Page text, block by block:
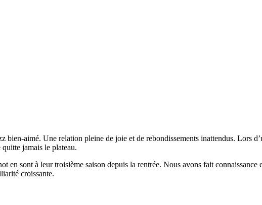
bien-aimé. Une relation pleine de joie et de rebondissements inattendus. Lors
jamais le plateau.
sont à leur troisième saison depuis la rentrée. Nous avons fait connaissance
croissante.